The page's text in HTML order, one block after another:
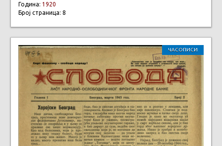
Година: 1920
Број страница: 8
ЧАСОПИСИ